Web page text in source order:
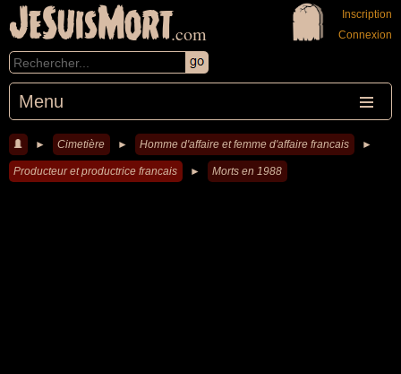
JeSuisMort.com
Menu
Inscription
Connexion
► Cimetière ► Homme d'affaire et femme d'affaire francais ►
Producteur et productrice francais ► Morts en 1988